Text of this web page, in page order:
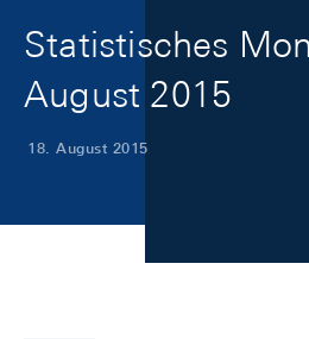
Statistisches
August 2015
18. August 2015